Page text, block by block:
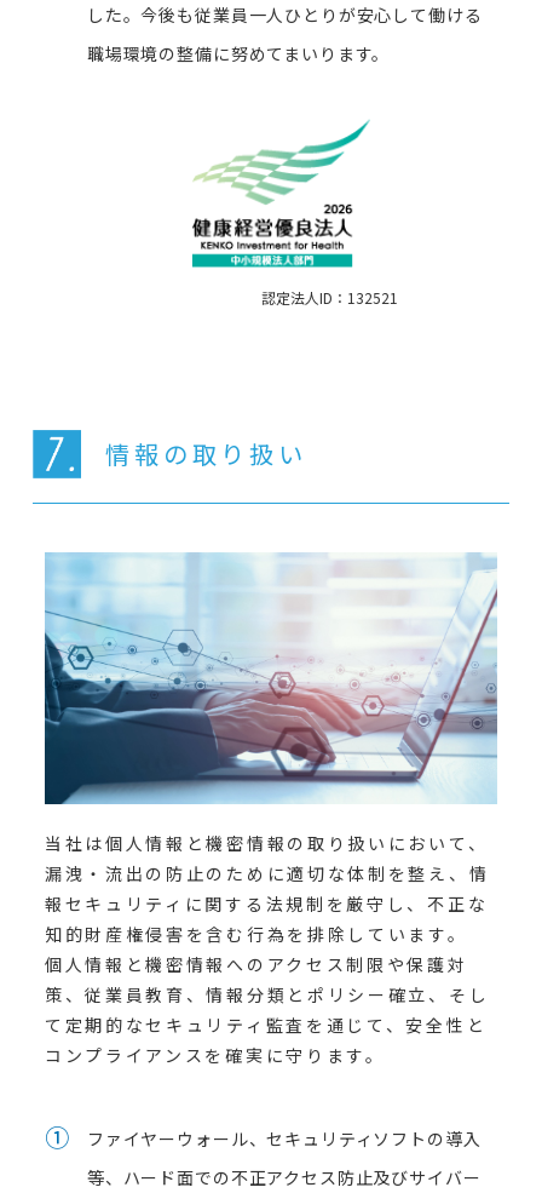
した。今後も従業員一人ひとりが安心して働ける
職場環境の整備に努めてまいります。
認定法人ID：132521
情報の取り扱い
当社は個人情報と機密情報の取り扱いにおいて、
漏洩・流出の防止のために適切な体制を整え、情
報セキュリティに関する法規制を厳守し、不正な
知的財産権侵害を含む行為を排除しています。
個人情報と機密情報へのアクセス制限や保護対
策、従業員教育、情報分類とポリシー確立、そし
て定期的なセキュリティ監査を通じて、安全性と
コンプライアンスを確実に守ります。
①
ファイヤーウォール、セキュリティソフトの導入
等、ハード面での不正アクセス防止及びサイバー